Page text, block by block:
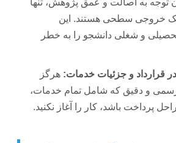
به اصالت و عمق پژوهش، تنها
یک خروجی سطحی هستند. این
تحصیلی و شغلی دانشجو را به خطر
قرارداد و جزئیات خدمات: هرگز
رسمی و دقیق که شامل تمام خدمات،
پرداخت باشد، کار را آغاز نکنید.